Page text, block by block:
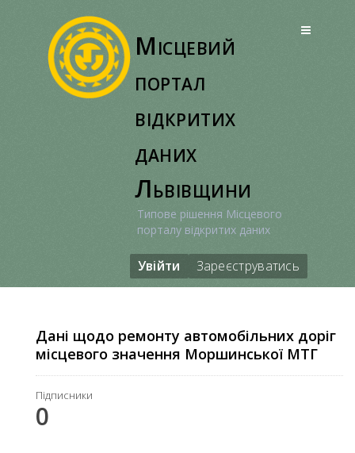
Місцевий
портал
відкритих
даних
Львівщини
Типове рішення Місцевого
порталу відкритих даних
Увійти Зареєструватись
Дані щодо ремонту автомобільних доріг
місцевого значення Моршинської МТГ
Підписники
0